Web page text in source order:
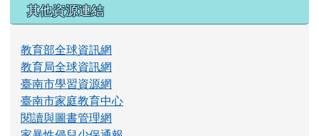
其他資源連結
教育部全球資訊網
教育局全球資訊網
臺南市學習資源網
臺南市家庭教育中心
閱讀與圖書管理網